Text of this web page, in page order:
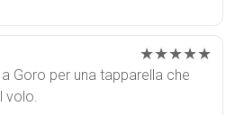
★★★★★
Goro per una tapparella che
volo.